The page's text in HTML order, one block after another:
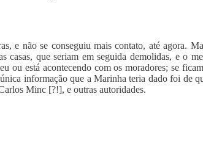
e não se conseguiu mais contato, até agora.
casas, que seriam em seguida demolidas, e o
ou está acontecendo com os moradores; se
informação que a Marinha teria dado foi de
Minc [?!], e outras autoridades.